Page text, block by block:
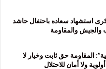
استشهاد سعاده باحتفال حاشد
والجيش والمقاومة
المقاومة حق ثابت وخيار لا
ولا أمان للاحتلال